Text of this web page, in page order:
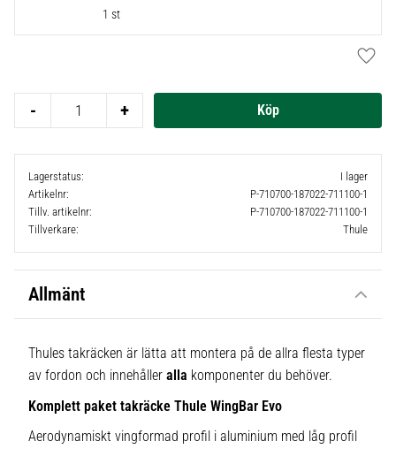
1 st
+
-
Lagerstatus
I lager
Artikelnr
P-710700-187022-711100-1
Tillv. artikelnr
P-710700-187022-711100-1
Tillverkare
Thule
Allmänt
Thules takräcken är lätta att montera på de allra flesta typer
av fordon och innehåller alla komponenter du behöver.
Komplett paket takräcke Thule WingBar Evo
Aerodynamiskt vingformad profil i aluminium med låg profil